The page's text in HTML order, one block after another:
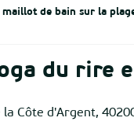
de bain sur la
du rire
Côte d'Argent,